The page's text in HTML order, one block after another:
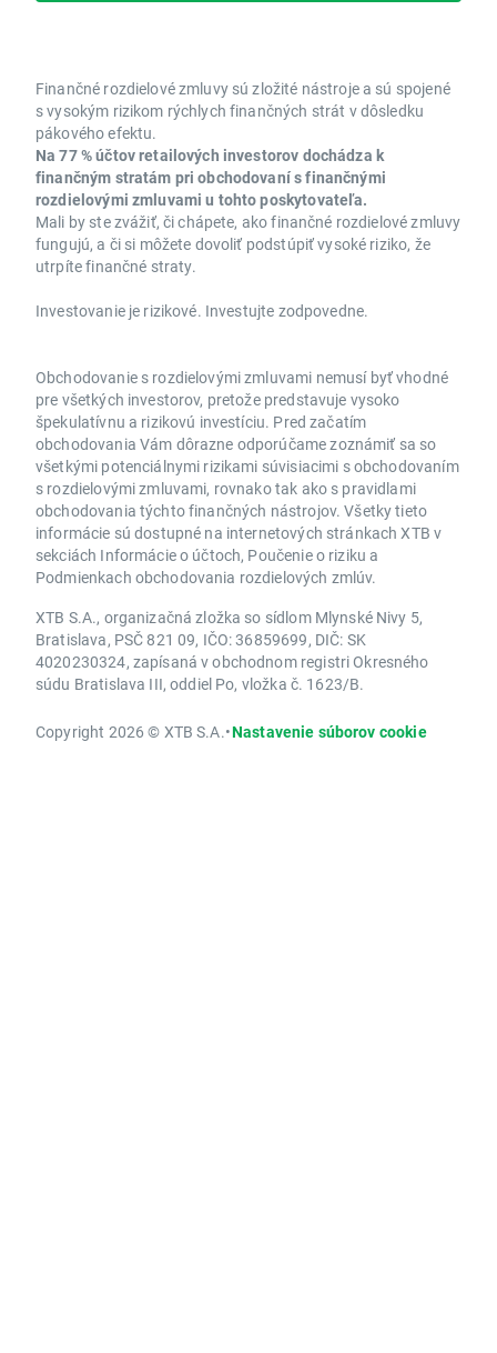
Finančné rozdielové zmluvy sú zložité nástroje a sú spojené
s vysokým rizikom rýchlych finančných strát v dôsledku
pákového efektu.
Na 77 % účtov retailových investorov dochádza k
finančným stratám pri obchodovaní s finančnými
rozdielovými zmluvami u tohto poskytovateľa.
Mali by ste zvážiť, či chápete, ako finančné rozdielové zmluvy
fungujú, a či si môžete dovoliť podstúpiť vysoké riziko, že
utrpíte finančné straty.
Investovanie je rizikové. Investujte zodpovedne.
Obchodovanie s rozdielovými zmluvami nemusí byť vhodné
pre všetkých investorov, pretože predstavuje vysoko
špekulatívnu a rizikovú investíciu. Pred začatím
obchodovania Vám dôrazne odporúčame zoznámiť sa so
všetkými potenciálnymi rizikami súvisiacimi s obchodovaním
s rozdielovými zmluvami, rovnako tak ako s pravidlami
obchodovania týchto finančných nástrojov. Všetky tieto
informácie sú dostupné na internetových stránkach XTB v
sekciách Informácie o účtoch, Poučenie o riziku a
Podmienkach obchodovania rozdielových zmlúv.
XTB S.A., organizačná zložka so sídlom Mlynské Nivy 5,
Bratislava, PSČ 821 09, IČO: 36859699, DIČ: SK
4020230324, zapísaná v obchodnom registri Okresného
súdu Bratislava III, oddiel Po, vložka č. 1623/B.
Copyright 2026 © XTB S.A.•Nastavenie súborov cookie